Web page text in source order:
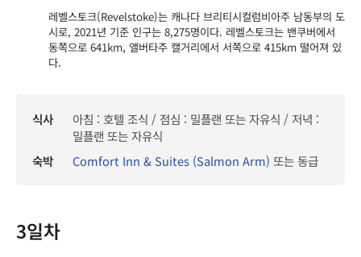
레벨스토크(Revelstoke)는 캐나다 브리티시컬럼비아주 남동부의 도
시로, 2021년 기준 인구는 8,275명이다. 레벨스토크는 밴쿠버에서
동쪽으로 641km, 앨버타주 캘거리에서 서쪽으로 415km 떨어져 있
다.
식사
아침 : 호텔 조식 / 점심 : 밀플랜 또는 자유식 / 저녁 :
밀플랜 또는 자유식
숙박
Comfort Inn & Suites (Salmon Arm) 또는 동급
3일차